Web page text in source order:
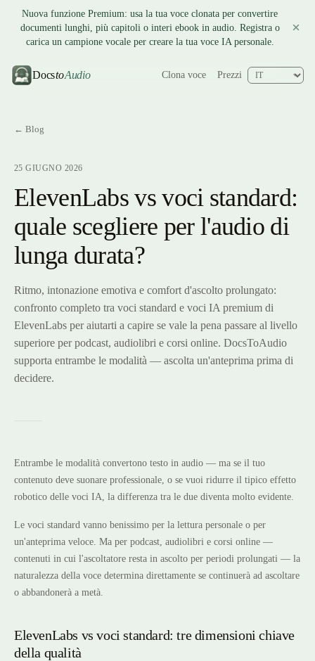
Nuova funzione Premium: usa la tua voce clonata per convertire
documenti lunghi, più capitoli o interi ebook in audio. Registra o
carica un campione vocale per creare la tua voce IA personale.
DocstoAudio Clona voce Prezzi
← Blog
25 GIUGNO 2026
ElevenLabs vs voci standard:
quale scegliere per l'audio di
lunga durata?
Ritmo, intonazione emotiva e comfort d'ascolto prolungato:
confronto completo tra voci standard e voci IA premium di
ElevenLabs per aiutarti a capire se vale la pena passare al livello
superiore per podcast, audiolibri e corsi online. DocsToAudio
supporta entrambe le modalità — ascolta un'anteprima prima di
decidere.
Entrambe le modalità convertono testo in audio — ma se il tuo
contenuto deve suonare professionale, o se vuoi ridurre il tipico effetto
robotico delle voci IA, la differenza tra le due diventa molto evidente.
Le voci standard vanno benissimo per la lettura personale o per
un'anteprima veloce. Ma per podcast, audiolibri e corsi online —
contenuti in cui l'ascoltatore resta in ascolto per periodi prolungati — la
naturalezza della voce determina direttamente se continuerà ad ascoltare
o abbandonerà a metà.
ElevenLabs vs voci standard: tre dimensioni chiave
della qualità